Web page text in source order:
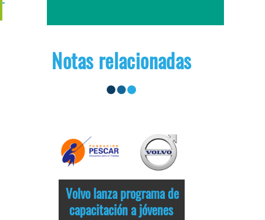
Notas relacionadas
Volvo lanza programa de
capacitación a jóvenes